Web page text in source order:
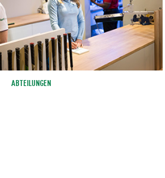
ABTEILUNGEN